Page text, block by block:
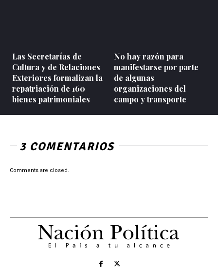
Las Secretarías de
Cultura y de Relaciones
Exteriores formalizan la
repatriación de 160
bienes patrimoniales
No hay razón para
manifestarse por parte
de algunas
organizaciones del
campo y transporte
3 COMENTARIOS
Comments are closed.